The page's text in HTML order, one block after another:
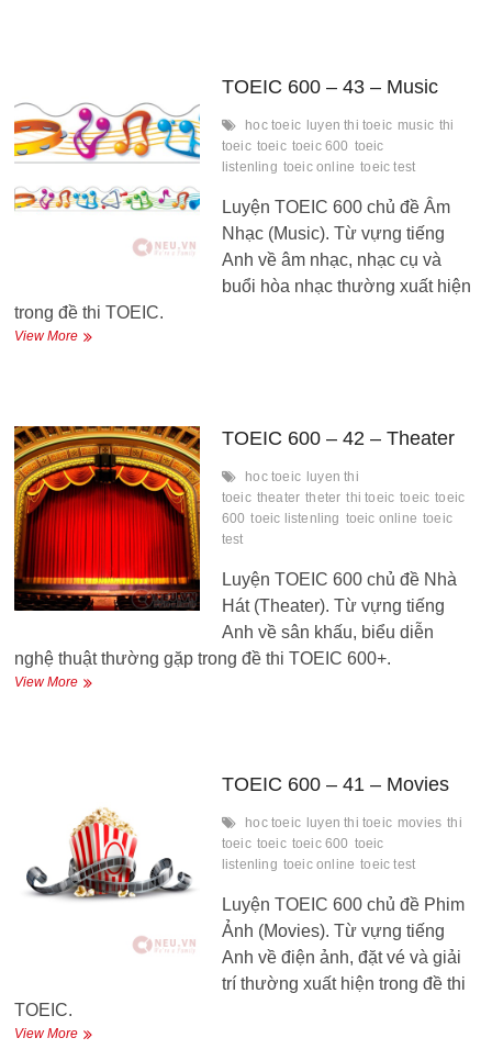
TOEIC 600 – 43 – Music
hoc toeic luyen thi toeic music thi
toeic toeic toeic 600 toeic
listenling toeic online toeic test
Luyện TOEIC 600 chủ đề Âm
Nhạc (Music). Từ vựng tiếng
Anh về âm nhạc, nhạc cụ và
buổi hòa nhạc thường xuất hiện
trong đề thi TOEIC.
View MoreTOEIC
Music
TOEIC 600 – 42 – Theater
hoc toeic luyen thi
toeic theater theter thi toeic toeic toeic
600 toeic listenling toeic online toeic
test
Luyện TOEIC 600 chủ đề Nhà
Hát (Theater). Từ vựng tiếng
Anh về sân khấu, biểu diễn
nghệ thuật thường gặp trong đề thi TOEIC 600+.
View MoreTOEIC
TOEIC 600 – 41 – Movies
hoc toeic luyen thi toeic movies thi
toeic toeic toeic 600 toeic
listenling toeic online toeic test
Luyện TOEIC 600 chủ đề Phim
Ảnh (Movies). Từ vựng tiếng
Anh về điện ảnh, đặt vé và giải
trí thường xuất hiện trong đề thi
TOEIC.
View MoreTOEIC